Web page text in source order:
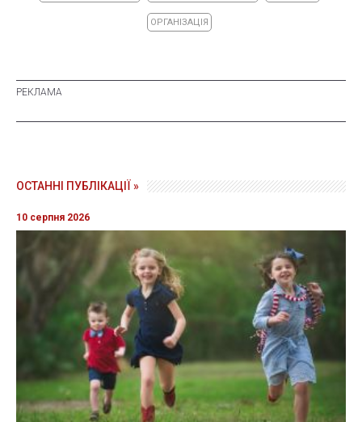
ОРГАНІЗАЦІЯ
ОСТАННІ ПУБЛІКАЦІЇ »
10 серпня 2026